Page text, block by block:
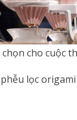
cho cuộc
lọc